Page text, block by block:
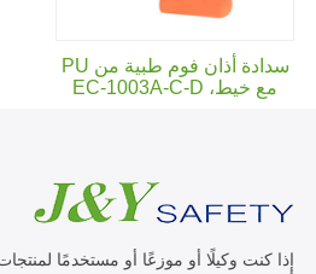
سدادة أذان فوم طبية من PU
مع خيط، EC-1003A-C-D
إذا كنت وكيلًا أو موزعًا أو مستخدمًا